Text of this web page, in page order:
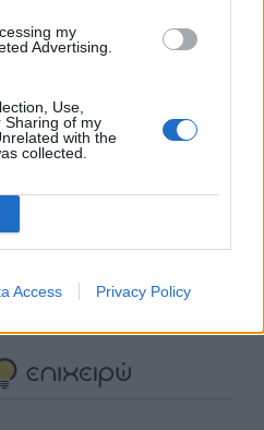
my
Advertising.
Use,
Sharing of my
with the
collected.
Access Privacy Policy
το
στην εποχή του AI